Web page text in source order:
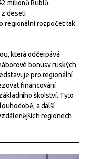
milionů Rublů.
z deseti
regionální rozpočet tak
která odčerpává
bonusy ruských
pro regionální
financování
školství. Tyto
a další
regionech